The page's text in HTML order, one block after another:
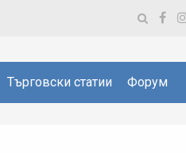
Търговски статии Форум